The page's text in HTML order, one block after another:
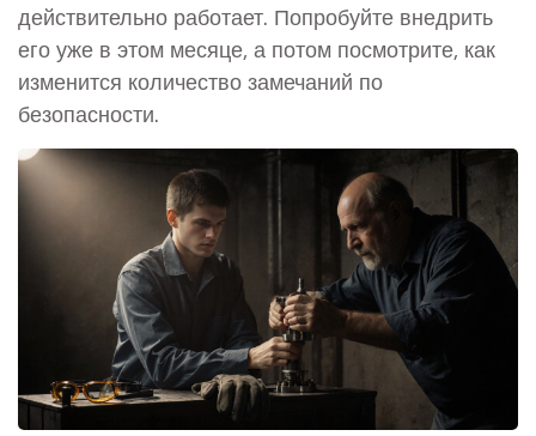
действительно работает. Попробуйте внедрить
его уже в этом месяце, а потом посмотрите, как
изменится количество замечаний по
безопасности.